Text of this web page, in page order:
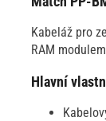
Kabeláž pro
RAM
Hlavní